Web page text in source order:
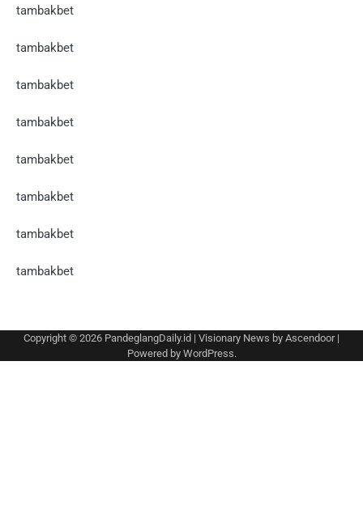
tambakbet
tambakbet
tambakbet
tambakbet
tambakbet
tambakbet
tambakbet
tambakbet
Copyright © 2026 PandeglangDaily.id | Visionary News by Ascendoor|
Powered by WordPress.